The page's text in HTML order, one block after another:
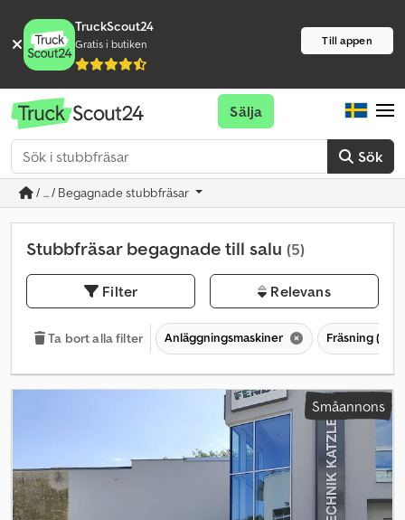
TruckScout24
Gratis i butiken Till appen
Sök
Sälja
/ ... / Begagnade stubbfräsar
Stubbfräsar begagnade till salu (5)
Filter Relevans
Ta bort alla filter Anläggningsmaskiner Fräsning
Småannons